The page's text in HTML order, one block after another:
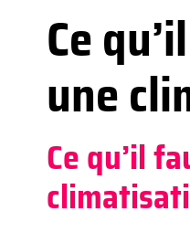
Ce
une
Ce qu’il